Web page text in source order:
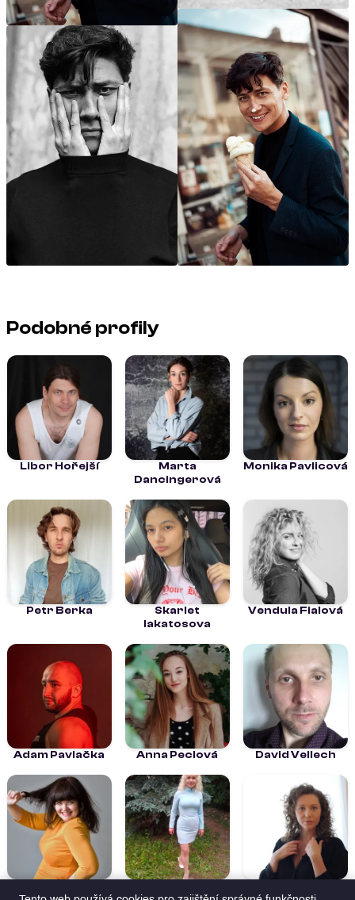
Podobné profily
Libor Hořejší
Marta
Dancingerová
Monika Pavlicová
Petr Berka
Skarlet
lakatosova
Vendula Fialová
Adam Pavlačka Anna Peclová David Vellech